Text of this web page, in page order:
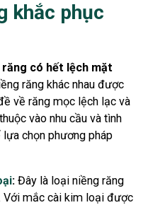
khắc phục
răng có hết lệch mặt
răng khác nhau được
về răng mọc lệch lạc và
vào nhu cầu và tình
chọn phương pháp
: Đây là loại niềng răng
Với mắc cài kim loại được